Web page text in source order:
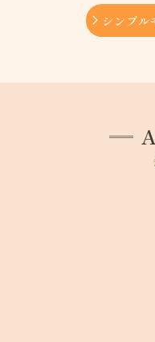
シンプル